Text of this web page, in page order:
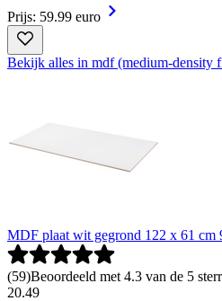
Prijs: 59.99 euro
Bekijk alles in mdf (medium-density
MDF plaat wit gegrond 122 x 61 cm
(59)Beoordeeld met 4.3 van de 5
20.49